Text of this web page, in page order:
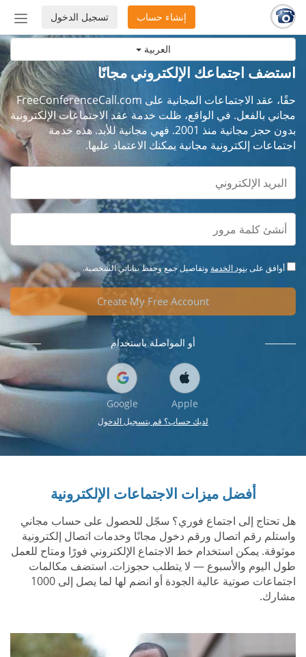
العربية
أو
تسجيل الدخول إنشاء حساب
استضف اجتماعك الإلكتروني مجانًا
حقًا، عقد الاجتماعات المجانية على FreeConferenceCall.com
مجاني بالفعل. في الواقع، ظلت خدمة عقد الاجتماعات الإلكترونية
بدون حجز مجانية منذ 2001. فهي مجانية للأبد. هذه خدمة
اجتماعات إلكترونية مجانية يمكنك الاعتماد عليها.
أوافق علىبنود الخدمة وتفاصيل جمع وحفظ بياناتي الشخصية.
Create My Free Account
أو المواصلة باستخدام
Apple
Google
لديك حساب؟ قم بتسجيل الدخول
أفضل ميزات الاجتماعات الإلكترونية
هل تحتاج إلى اجتماع فوري؟ سجّل للحصول على حساب مجاني
واستلم رقم اتصال ورقم دخول مجانًا وخدمات اتصال إلكترونية
موثوقة. يمكن استخدام خط الاجتماع الإلكتروني فورًا ومتاح للعمل
طول اليوم والأسبوع — لا يتطلب حجوزات. استضف مكالمات
اجتماعات صوتية عالية الجودة أو انضم لها لما يصل إلى 1000
مشارك.